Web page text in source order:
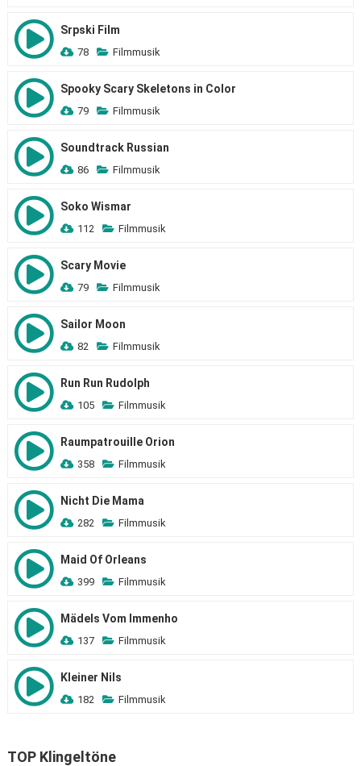
Srpski Film
78 Filmmusik
Spooky Scary Skeletons in Color
79 Filmmusik
Soundtrack Russian
86 Filmmusik
Soko Wismar
112 Filmmusik
Scary Movie
79 Filmmusik
Sailor Moon
82 Filmmusik
Run Run Rudolph
105 Filmmusik
Raumpatrouille Orion
358 Filmmusik
Nicht Die Mama
282 Filmmusik
Maid Of Orleans
399 Filmmusik
Mädels Vom Immenho
137 Filmmusik
Kleiner Nils
182 Filmmusik
TOP Klingeltöne